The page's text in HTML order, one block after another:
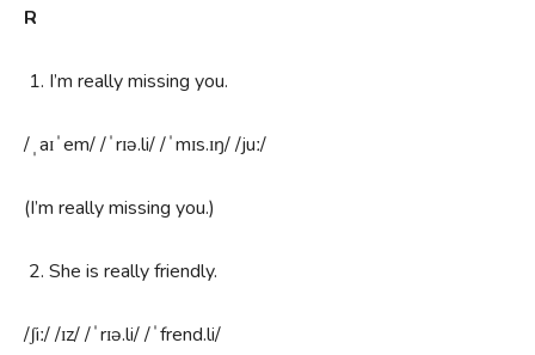
R
I’m really missing you.
/ˌaɪˈem/ /ˈrɪə.li/ /ˈmɪs.ɪŋ/ /juː/
(I’m really missing you.)
She is really friendly.
/ʃiː/ /ɪz/ /ˈrɪə.li/ /ˈfrend.li/